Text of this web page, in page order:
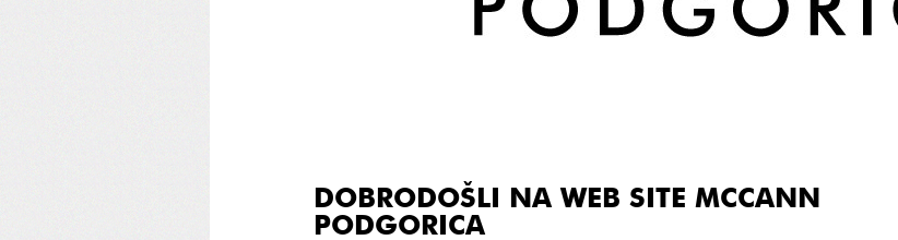
DOBRODOŠLI NA WEB SITE MCCANN
PODGORICA